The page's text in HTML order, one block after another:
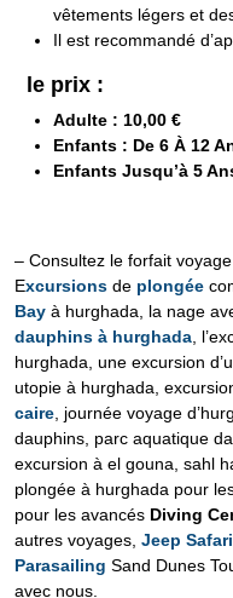
vêtements légers et
Il est recommandé
le prix :
Adulte : 10,00 €
Enfants : De 6 À 12
Enfants Jusqu’à 5
– Consultez le forfait
Excursions de plongée
Bay à hurghada, la nage
dauphins à hurghada ,
hurghada, une excursion
utopie à hurghada,
caire , journée voyage
dauphins, parc aquatique
excursion à el gouna, sahl
plongée à hurghada pour
pour les avancés Diving
autres voyages, Jeep Safari
Parasailing Sand Dunes
avec nous.